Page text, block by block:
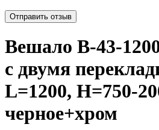
Отправить отзыв
Вешало B-43-
с двумя
L=1200, H=750-
черное+хром